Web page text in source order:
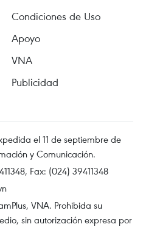
Condiciones de Uso
Apoyo
VNA
Publicidad
el 11 de septiembre de
y Comunicación.
Fax: (024) 39411348
VNA. Prohibida su
sin autorización expresa por